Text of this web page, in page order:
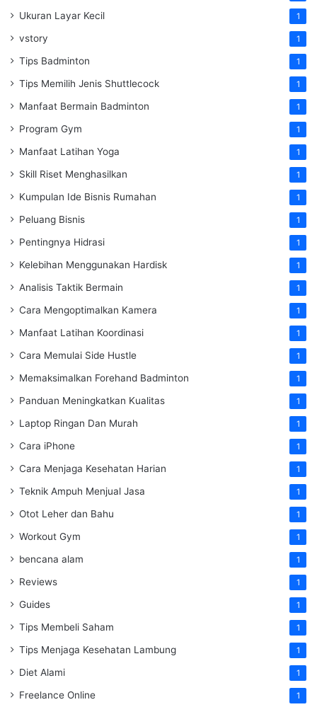
Ukuran Layar Kecil 1
vstory 1
Tips Badminton 1
Tips Memilih Jenis Shuttlecock 1
Manfaat Bermain Badminton 1
Program Gym 1
Manfaat Latihan Yoga 1
Skill Riset Menghasilkan 1
Kumpulan Ide Bisnis Rumahan 1
Peluang Bisnis 1
Pentingnya Hidrasi 1
Kelebihan Menggunakan Hardisk 1
Analisis Taktik Bermain 1
Cara Mengoptimalkan Kamera 1
Manfaat Latihan Koordinasi 1
Cara Memulai Side Hustle 1
Memaksimalkan Forehand Badminton 1
Panduan Meningkatkan Kualitas 1
Laptop Ringan Dan Murah 1
Cara iPhone 1
Cara Menjaga Kesehatan Harian 1
Teknik Ampuh Menjual Jasa 1
Otot Leher dan Bahu 1
Workout Gym 1
bencana alam 1
Reviews 1
Guides 1
Tips Membeli Saham 1
Tips Menjaga Kesehatan Lambung 1
Diet Alami 1
Freelance Online 1